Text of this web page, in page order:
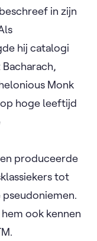
in zijn
hij catalogi
Monk
hoge leeftijd
produceerde
tot
ook kennen